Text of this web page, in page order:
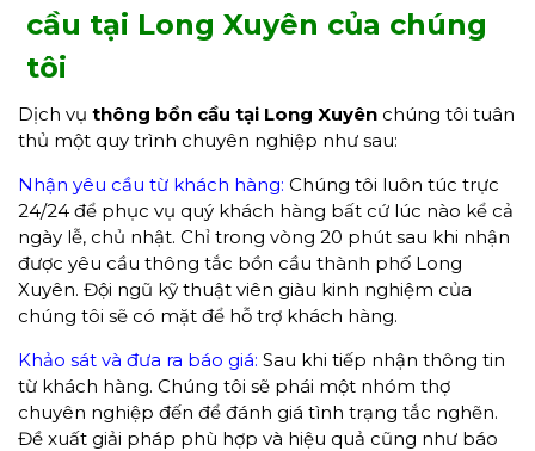
cầu tại Long Xuyên của chúng
tôi
Dịch vụ thông bồn cầu tại Long Xuyên chúng tôi tuân
thủ một quy trình chuyên nghiệp như sau:
Nhận yêu cầu từ khách hàng: Chúng tôi luôn túc trực
24/24 để phục vụ quý khách hàng bất cứ lúc nào kể cả
ngày lễ, chủ nhật. Chỉ trong vòng 20 phút sau khi nhận
được yêu cầu thông tắc bồn cầu thành phố Long
Xuyên. Đội ngũ kỹ thuật viên giàu kinh nghiệm của
chúng tôi sẽ có mặt để hỗ trợ khách hàng.
Khảo sát và đưa ra báo giá: Sau khi tiếp nhận thông tin
từ khách hàng. Chúng tôi sẽ phái một nhóm thợ
chuyên nghiệp đến để đánh giá tình trạng tắc nghẽn.
Đề xuất giải pháp phù hợp và hiệu quả cũng như báo